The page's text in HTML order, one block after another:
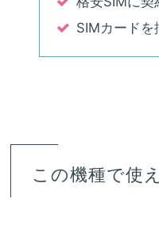
SIMカードを
この機種で使